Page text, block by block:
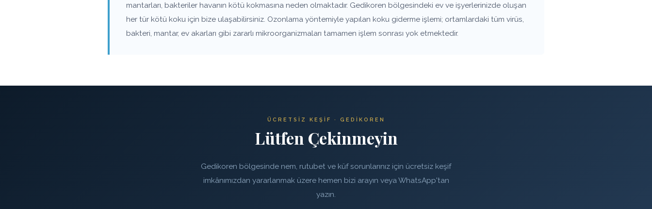
mantarları, bakteriler havanın kötü kokmasına neden olmaktadır. Gedikoren bölgesindeki ev ve işyerlerinizde oluşan
her tür kötü koku için bize ulaşabilirsiniz. Ozonlama yöntemiyle yapılan koku giderme işlemi; ortamlardaki tüm virüs,
bakteri, mantar, ev akarları gibi zararlı mikroorganizmaları tamamen işlem sonrası yok etmektedir.
ÜCRETSIZ KEŞIF · GEDIKOREN
Lütfen Çekinmeyin
Gedikoren bölgesinde nem, rutubet ve küf sorunlarınız için ücretsiz keşif
imkânımızdan yararlanmak üzere hemen bizi arayın veya WhatsApp'tan
yazın.